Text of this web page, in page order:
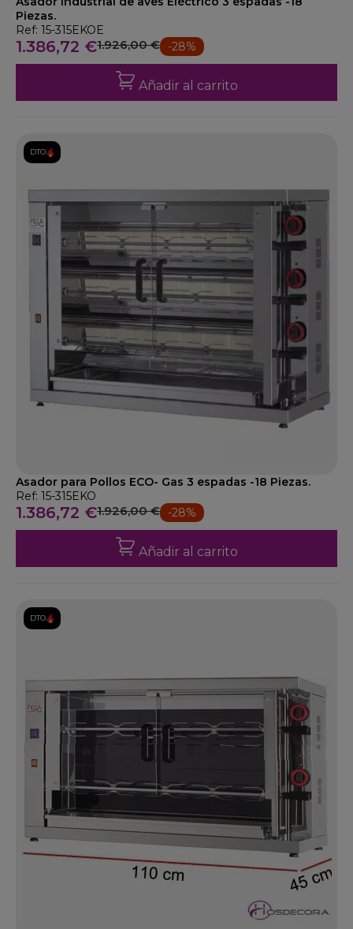
Piezas.
Ref: 15-315EKOE
1.386,72 €1.926,00 € -28%
Añadir al carrito
DTO.
Asador para Pollos ECO- Gas 3 espadas -18 Piezas.
Ref: 15-315EKO
1.386,72 €1.926,00 € -28%
Añadir al carrito
DTO.